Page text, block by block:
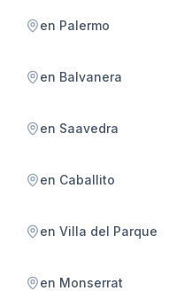
en Palermo
en Balvanera
en Saavedra
en Caballito
en Villa del Parque
en Monserrat